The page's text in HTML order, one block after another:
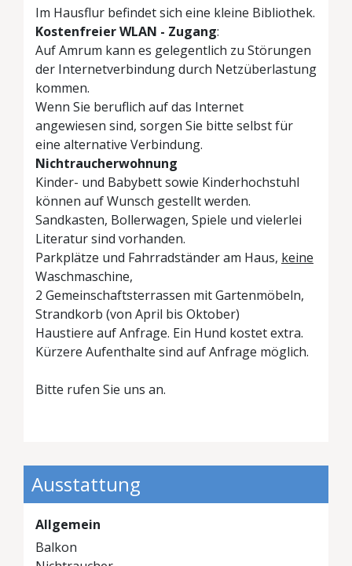
Im Hausflur befindet sich eine kleine Bibliothek.
Kostenfreier WLAN - Zugang:
Auf Amrum kann es gelegentlich zu Störungen
der Internetverbindung durch Netzüberlastung
kommen.
Wenn Sie beruflich auf das Internet
angewiesen sind, sorgen Sie bitte selbst für
eine alternative Verbindung.
Nichtraucherwohnung
Kinder- und Babybett sowie Kinderhochstuhl
können auf Wunsch gestellt werden.
Sandkasten, Bollerwagen, Spiele und vielerlei
Literatur sind vorhanden.
Parkplätze und Fahrradständer am Haus, keine
Waschmaschine,
2 Gemeinschaftsterrassen mit Gartenmöbeln,
Strandkorb (von April bis Oktober)
Haustiere auf Anfrage. Ein Hund kostet extra.
Kürzere Aufenthalte sind auf Anfrage möglich.
Bitte rufen Sie uns an.
Ausstattung
Allgemein
Balkon